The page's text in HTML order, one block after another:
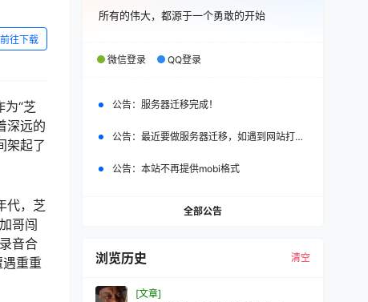
前往下载
“芝
深远的
架起了
代，芝
哥闯
音合
遇重重
所有的伟大，都源于一个勇敢的开始
微信登录 QQ登录
公告： 服务器迁移完成！
公告： 最近要做服务器迁移，如遇到网站打不开，请改日再试。
公告： 本站不再提供mobi格式
全部公告
浏览历史 清空
[文章]